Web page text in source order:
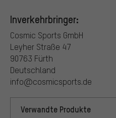
Inverkehrbringer:
Cosmic Sports GmbH
Leyher Straße 47
90763 Fürth
Deutschland
info@cosmicsports.de
Verwandte Produkte